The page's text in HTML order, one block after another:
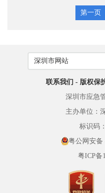
第一页
联系我们 - 版权保
深圳市应急
主办单位：
标识码
粤公网安备
粤ICP备